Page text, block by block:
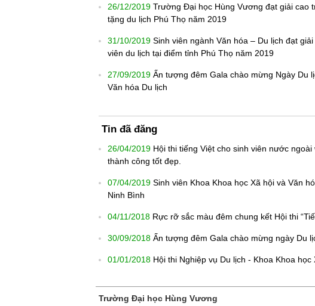
26/12/2019 Trường Đại học Hùng Vương đạt giải cao
tặng du lịch Phú Thọ năm 2019
31/10/2019 Sinh viên ngành Văn hóa – Du lịch đạt
viên du lịch tại điểm tỉnh Phú Thọ năm 2019
27/09/2019 Ấn tượng đêm Gala chào mừng Ngày Du
Văn hóa Du lịch
Tin đã đăng
26/04/2019 Hội thi tiếng Việt cho sinh viên nước
thành công tốt đẹp.
07/04/2019 Sinh viên Khoa Khoa học Xã hội và Văn
Ninh Bình
04/11/2018 Rực rỡ sắc màu đêm chung kết Hội thi
30/09/2018 Ấn tượng đêm Gala chào mừng ngày Du
01/01/2018 Hội thi Nghiệp vụ Du lịch - Khoa Khoa
Trường Đại học Hùng Vương